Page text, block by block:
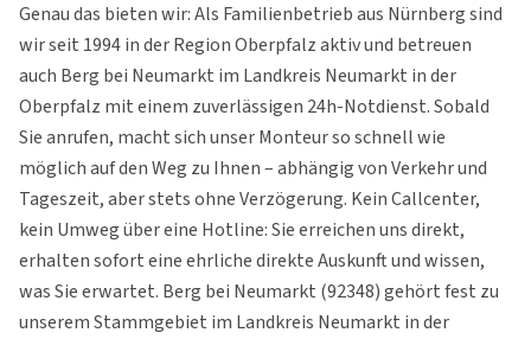
Genau das bieten wir: Als Familienbetrieb aus Nürnberg sind
wir seit 1994 in der Region Oberpfalz aktiv und betreuen
auch Berg bei Neumarkt im Landkreis Neumarkt in der
Oberpfalz mit einem zuverlässigen 24h-Notdienst. Sobald
Sie anrufen, macht sich unser Monteur so schnell wie
möglich auf den Weg zu Ihnen – abhängig von Verkehr und
Tageszeit, aber stets ohne Verzögerung. Kein Callcenter,
kein Umweg über eine Hotline: Sie erreichen uns direkt,
erhalten sofort eine ehrliche direkte Auskunft und wissen,
was Sie erwartet. Berg bei Neumarkt (92348) gehört fest zu
unserem Stammgebiet im Landkreis Neumarkt in der